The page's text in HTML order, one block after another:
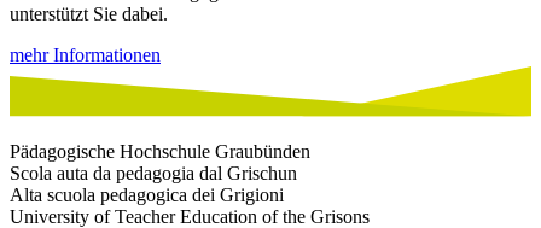
unterstützt Sie dabei.
mehr Informationen
Pädagogische Hochschule Graubünden
Scola auta da pedagogia dal Grischun
Alta scuola pedagogica dei Grigioni
University of Teacher Education of the Grisons